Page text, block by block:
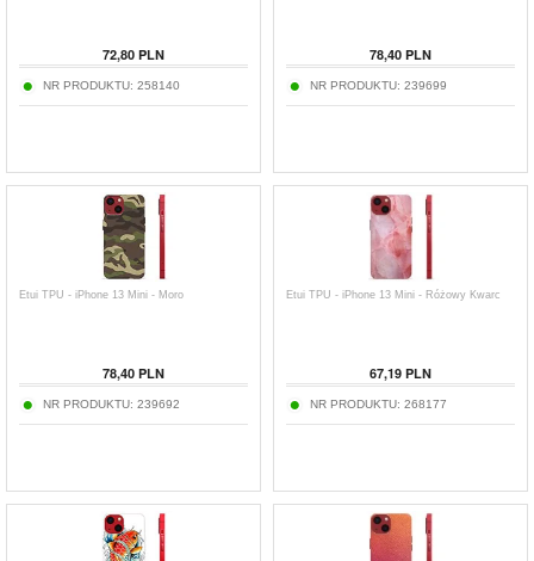
72,80 PLN
NR PRODUKTU: 258140
78,40 PLN
NR PRODUKTU: 239699
Etui TPU - iPhone 13 Mini - Moro
78,40 PLN
NR PRODUKTU: 239692
Etui TPU - iPhone 13 Mini - Różowy Kwarc
67,19 PLN
NR PRODUKTU: 268177